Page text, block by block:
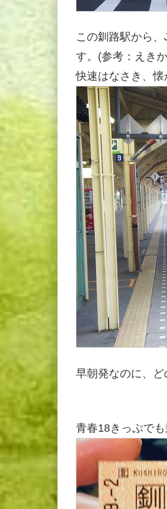
この釧路駅から
す。(参考：えき
快速はなさき、懐
早朝発なのに、ど
青春18きっぷで